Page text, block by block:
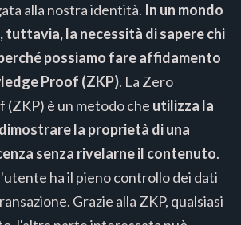
alla nostra identità. In un mondo
la necessità di sapere chi
possiamo fare affidamento
Proof (ZKP). La Zero
(ZKP) è un metodo che utilizza la
la proprietà di una
senza rivelarne il contenuto.
ha il pieno controllo dei dati
Grazie alla ZKP, qualsiasi